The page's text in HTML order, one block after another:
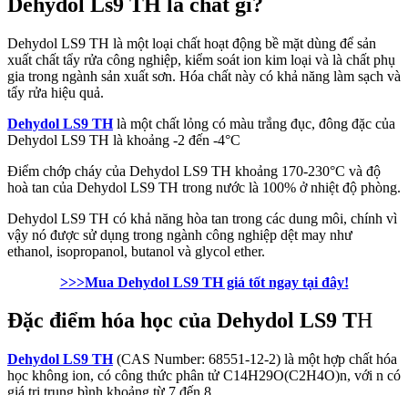
Dehydol LS9 TH là một loại chất hoạt động bề mặt dùng để sản
xuất chất tẩy rửa công nghiệp, kiểm soát ion kim loại và là chất phụ
gia trong ngành sản xuất sơn. Hóa chất này có khả năng làm sạch và
tẩy rửa hiệu quả.
Dehydol LS9 THlà một chất lỏng có màu trắng đục, đông đặc của
Dehydol LS9 TH là khoảng -2 đến -4°C
Điểm chớp cháy của Dehydol LS9 TH khoảng 170-230°C và độ
hoà tan của Dehydol LS9 TH trong nước là 100% ở nhiệt độ phòng.
Dehydol LS9 TH có khả năng hòa tan trong các dung môi, chính vì
vậy nó được sử dụng trong ngành công nghiệp dệt may như
ethanol, isopropanol, butanol và glycol ether.
>>>Mua Dehydol LS9 TH giá tốt ngay tại đây!
Đặc điểm hóa học của Dehydol LS9 TH
Dehydol LS9 TH(CAS Number: 68551-12-2) là một hợp chất hóa
học không ion, có công thức phân tử C14H29O(C2H4O)n, với n có